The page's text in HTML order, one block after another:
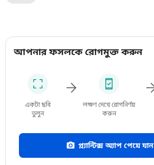
আপনার ফসলকে রোগমুক্ত করুন
একটা ছবি
তুলুন
লক্ষণ দেখে রোগনির্ণয়
করুন
প্ল্যান্টিক্স অ্যাপ পেয়ে যান